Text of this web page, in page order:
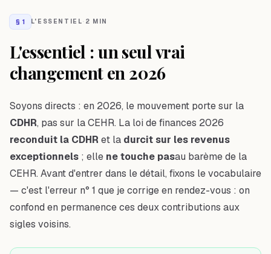
§ 1 L'ESSENTIEL· 2 MIN
L'essentiel : un seul vrai
changement en 2026
Soyons directs : en 2026, le mouvement porte sur la
CDHR, pas sur la CEHR. La loi de finances 2026
reconduit la CDHR et la durcit sur les revenus
exceptionnels ; elle ne touche pasau barème de la
CEHR. Avant d'entrer dans le détail, fixons le vocabulaire
— c'est l'erreur n° 1 que je corrige en rendez-vous : on
confond en permanence ces deux contributions aux
sigles voisins.